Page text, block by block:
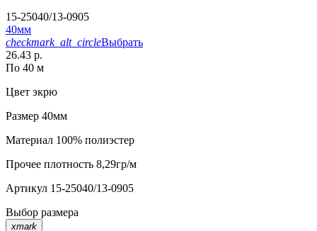
15-25040/13-0905
40мм
checkmark_alt_circleВыбрать
26.43 р.
По 40 м
Цвет экрю
Размер 40мм
Материал 100% полиэстер
Прочее плотность 8,29гр/м
Артикул 15-25040/13-0905
Выбор размера
xmark